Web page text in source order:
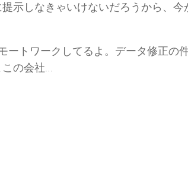
示しなきゃいけないだろうから、今
トワークしてるよ。データ修正の
この会社…